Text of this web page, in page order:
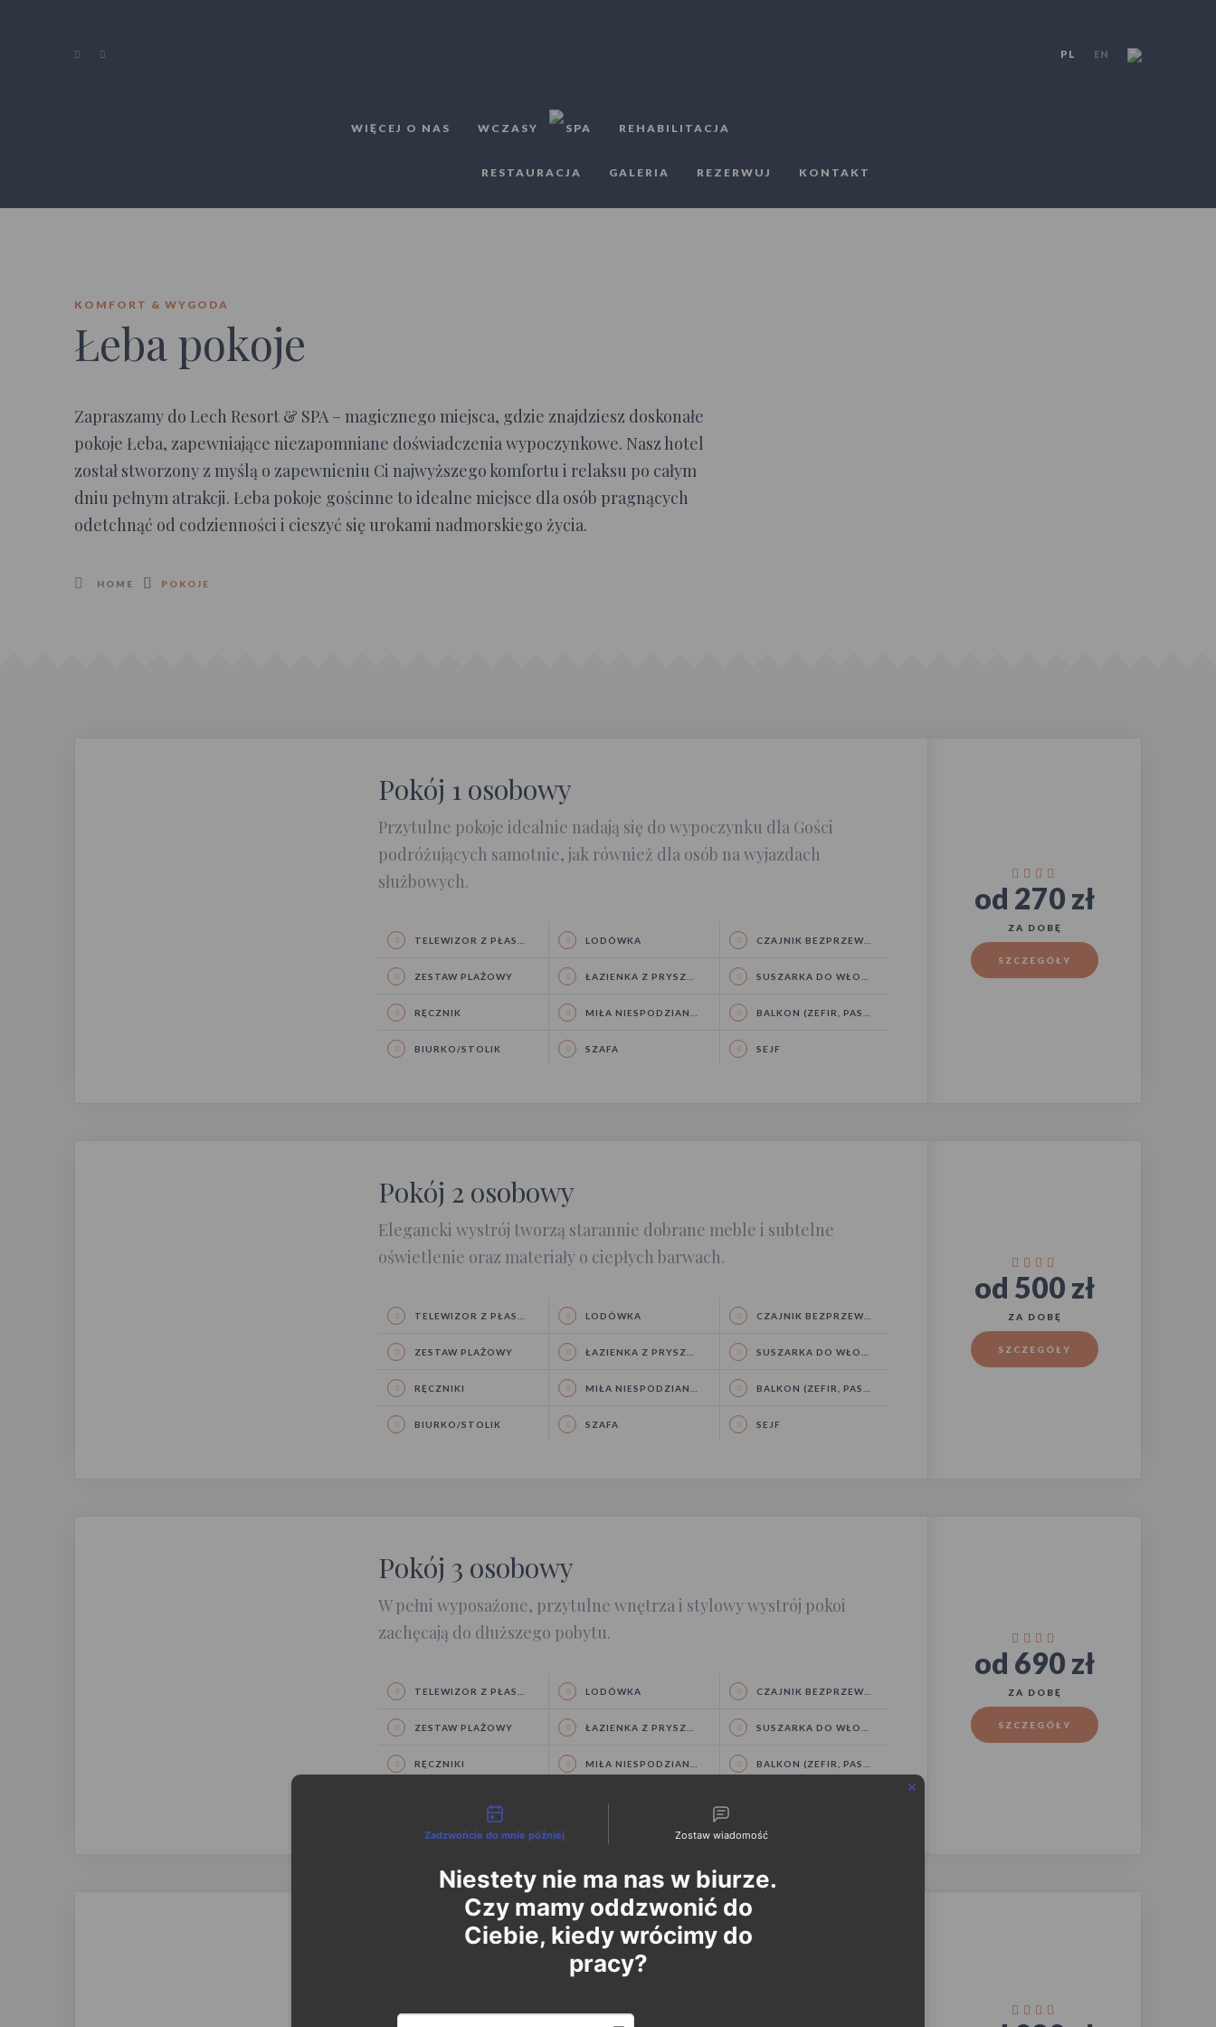
PL EN
WIĘCEJ O NAS WCZASY SPA REHABILITACJA
RESTAURACJA GALERIA REZERWUJ KONTAKT
KOMFORT & WYGODA
Łeba pokoje
Zapraszamy do Lech Resort & SPA – magicznego miejsca, gdzie znajdziesz doskonałe
pokoje Łeba, zapewniające niezapomniane doświadczenia wypoczynkowe. Nasz hotel
został stworzony z myślą o zapewnieniu Ci najwyższego komfortu i relaksu po całym
dniu pełnym atrakcji. Łeba pokoje gościnne to idealne miejsce dla osób pragnących
odetchnąć od codzienności i cieszyć się urokami nadmorskiego życia.
HOME POKOJE
Pokój 1 osobowy
Przytulne pokoje idealnie nadają się do wypoczynku dla Gości
podróżujących samotnie, jak również dla osób na wyjazdach
służbowych.
TELEWIZOR Z PŁASKIM EKRANEM LODÓWKA CZAJNIK BEZPRZEWODOWY
ZESTAW PLAŻOWY ŁAZIENKA Z PRYSZNICEM SUSZARKA DO WŁOSÓW
RĘCZNIK MIŁA NIESPODZIANKA W POKOJU BALKON (ZEFIR, PASAT)
BIURKO/STOLIK SZAFA SEJF
od 270 zł
ZA DOBĘ
SZCZEGÓŁY
Pokój 2 osobowy
Elegancki wystrój tworzą starannie dobrane meble i subtelne
oświetlenie oraz materiały o ciepłych barwach.
TELEWIZOR Z PŁASKIM EKRANEM LODÓWKA CZAJNIK BEZPRZEWODOWY
ZESTAW PLAŻOWY ŁAZIENKA Z PRYSZNICEM SUSZARKA DO WŁOSÓW
RĘCZNIKI MIŁA NIESPODZIANKA W POKOJU BALKON (ZEFIR, PASAT)
BIURKO/STOLIK SZAFA SEJF
od 500 zł
ZA DOBĘ
SZCZEGÓŁY
Pokój 3 osobowy
W pełni wyposażone, przytulne wnętrza i stylowy wystrój pokoi
zachęcają do dłuższego pobytu.
TELEWIZOR Z PŁASKIM EKRANEM LODÓWKA CZAJNIK BEZPRZEWODOWY
ZESTAW PLAŻOWY ŁAZIENKA Z PRYSZNICEM SUSZARKA DO WŁOSÓW
RĘCZNIKI MIŁA NIESPODZIANKA W POKOJU BALKON (ZEFIR, PASAT)
od 690 zł
ZA DOBĘ
SZCZEGÓŁY
Pokój 4 osobowy
Jasne, przytulne pokoje, idealne dla rodzin z dziećmi.
Możliwości kontaktu
Zadzwońcie do mnie później Zostaw wiadomość
Niestety nie ma nas w biurze.
Czy mamy oddzwonić do
Ciebie, kiedy wrócimy do
pracy?
Date and time slection for scheduled call
Wybierz datę